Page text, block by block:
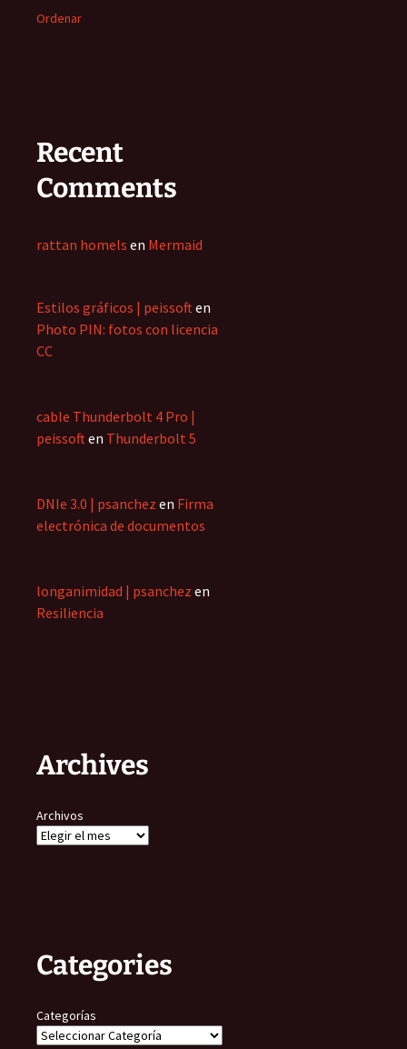
Ordenar
Recent
Comments
rattan homels en Mermaid
Estilos gráficos | peissoften
Photo PIN: fotos con licencia
CC
cable Thunderbolt 4 Pro |
peissoften Thunderbolt 5
DNIe 3.0 | psanchez en Firma
electrónica de documentos
longanimidad | psanchez en
Resiliencia
Archives
Archivos
Categories
Categorías